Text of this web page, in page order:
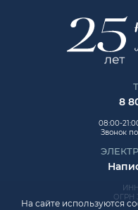
8
08:00-
Звонок
ОГРН
На сайте используются